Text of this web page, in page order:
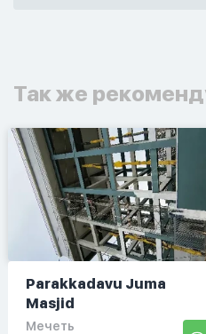
Так же
Parakkadavu Juma
Masjid
Мечеть